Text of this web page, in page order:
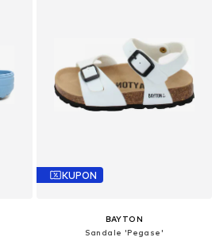
KUPON
BAYTON
Sandale 'Pegase'